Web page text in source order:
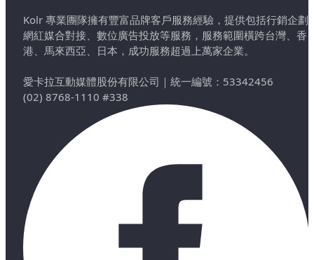
Kolr 專業團隊擁有豐富品牌客戶服務經驗，提供包括行銷企劃
網紅媒合對接、數位廣告投放等服務，服務範圍橫跨台灣、香
港、馬來西亞、日本，成功服務超過上萬家企業。
愛卡拉互動媒體股份有限公司 ｜ 統一編號：53342456
(02) 8768-1110 #338